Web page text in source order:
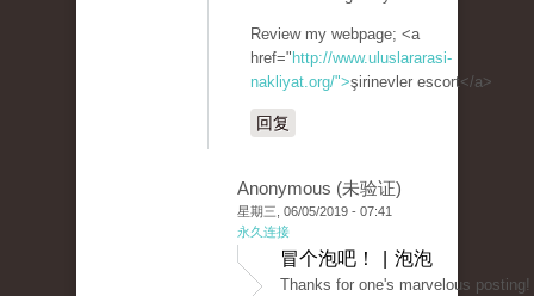
Review my webpage; <a
href=" http://www.uluslararasi-
nakliyat.org/">şirinevler escort</a>
回复
Anonymous (未验证)
星期三, 06/05/2019 - 07:41
永久连接
冒个泡吧！ | 泡泡
Thanks for one's marvelous posting!